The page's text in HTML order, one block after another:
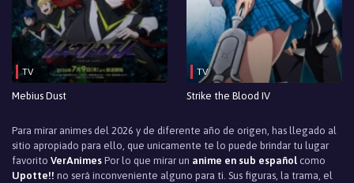
TV
Mebius Dust
TV
Strike the Blood IV
Para mirar animes del 2026 y de diferente año de origen, has llegado al
sitio apropiado para ello, que unicamente te lo puede brindar tu lugar
favorito VerAnimes Por lo que mirar un anime en sub español como
Upotte!! no será inconveniente alguno para ti. Sus figuras, la trama, el